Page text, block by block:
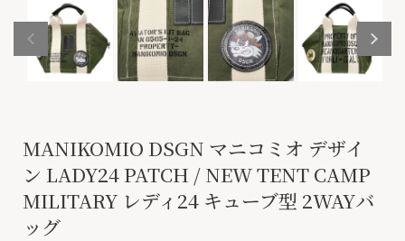
MANIKOMIO DSGN マニコミオ デザイ
ン LADY24 PATCH / NEW TENT CAMP
MILITARY レディ24 キューブ型 2WAYバ
ッグ